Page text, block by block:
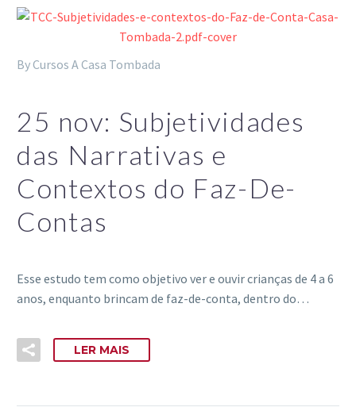
By Cursos A Casa Tombada
25 nov: Subjetividades
das Narrativas e
Contextos do Faz-De-
Contas
Esse estudo tem como objetivo ver e ouvir crianças de 4 a 6
anos, enquanto brincam de faz-de-conta, dentro do…
LER MAIS